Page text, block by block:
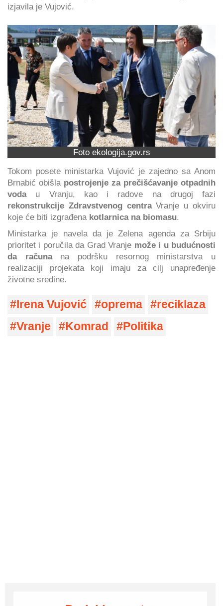
izjavila je Vujović.
Foto ekologija.gov.rs
Tokom posete ministarka Vujović je zajedno sa Anom
Brnabić obišla postrojenje za prečišćavanje otpadnih
vodau Vranju, kao i radove na drugoj fazi
rekonstrukcije Zdravstvenog centraVranje u okviru
koje će biti izgrađena kotlarnica na biomasu.
Ministarka je navela da je Zelena agenda za Srbiju
prioritet i poručila da Grad Vranje može i u budućnosti
da računana podršku resornog ministarstva u
realizaciji projekata koji imaju za cilj unapređenje
životne sredine.
Irena Vujović oprema
reciklaza
Vranje
Komrad Politika